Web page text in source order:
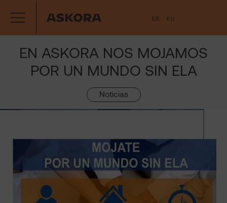
contenido
ES EU
EN ASKORA NOS MOJAMOS
POR UN MUNDO SIN ELA
Noticias